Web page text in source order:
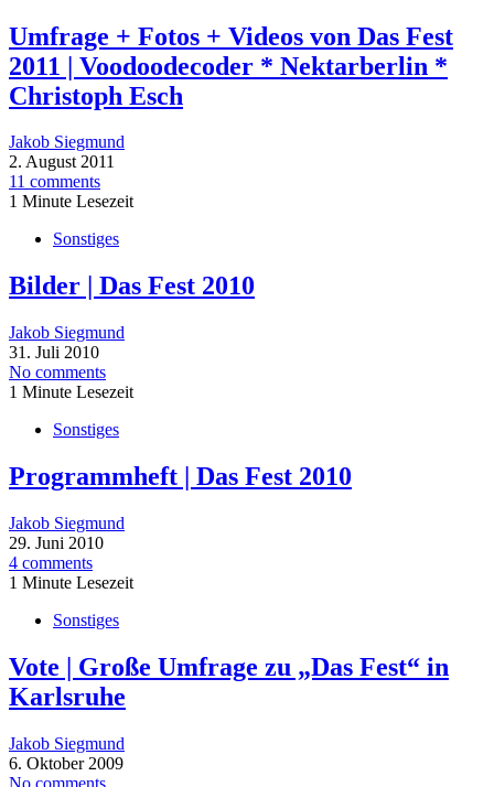
Umfrage + Fotos + Videos von Das Fest
2011 | Voodoodecoder * Nektarberlin *
Christoph Esch
Jakob Siegmund
2. August 2011
11 comments
1 Minute Lesezeit
Sonstiges
Bilder | Das Fest 2010
Jakob Siegmund
31. Juli 2010
No comments
1 Minute Lesezeit
Sonstiges
Programmheft | Das Fest 2010
Jakob Siegmund
29. Juni 2010
4 comments
1 Minute Lesezeit
Sonstiges
Vote | Große Umfrage zu „Das Fest“ in
Karlsruhe
Jakob Siegmund
6. Oktober 2009
No comments